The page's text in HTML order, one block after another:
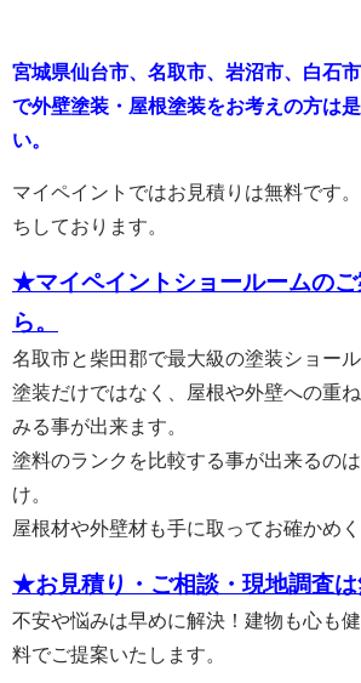
宮城県仙台市、名取市、岩沼市、白石
で外壁塗装・屋根塗装をお考えの方は
い。
マイペイントではお見積りは無料です
ちしております。
★マイペイントショールームの
ら。
名取市と柴田郡で最大級の塗装ショール
塗装だけではなく、屋根や外壁への重
みる事が出来ます。
塗料のランクを比較する事が出来るの
け。
屋根材や外壁材も手に取ってお確かめく
★お見積り・ご相談・現地調査は
不安や悩みは早めに解決！建物も心も
料でご提案いたします。